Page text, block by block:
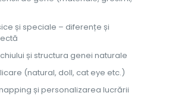
și speciale – diferențe și
și structura genei naturale
(natural, doll, cat eye etc.)
și personalizarea lucrării